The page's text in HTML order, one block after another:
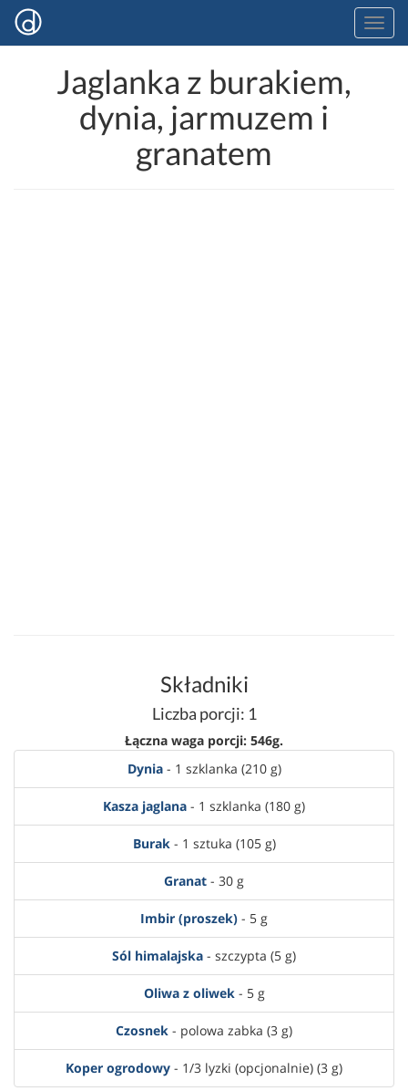
Jaglanka z burakiem,
dynia, jarmuzem i
granatem
Składniki
Liczba porcji: 1
Łączna waga porcji: 546g.
Dynia- 1 szklanka (210 g)
Kasza jaglana - 1 szklanka (180 g)
Burak- 1 sztuka (105 g)
Granat - 30 g
Imbir (proszek) - 5 g
Sól himalajska - szczypta (5 g)
Oliwa z oliwek- 5 g
Czosnek - polowa zabka (3 g)
Koper ogrodowy - 1/3 lyzki (opcjonalnie) (3 g)